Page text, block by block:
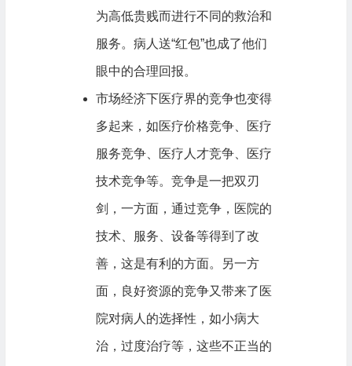
为高低贵贱而进行不同的救治和
服务。病人送“红包”也成了他们
眼中的合理回报。
市场经济下医疗界的竞争也变得
多起来，如医疗价格竞争、医疗
服务竞争、医疗人才竞争、医疗
技术竞争等。竞争是一把双刃
剑，一方面，通过竞争，医院的
技术、服务、设备等得到了改
善，这是有利的方面。另一方
面，良好资源的竞争又带来了医
院对病人的选择性，如小病大
治，过度治疗等，这些不正当的